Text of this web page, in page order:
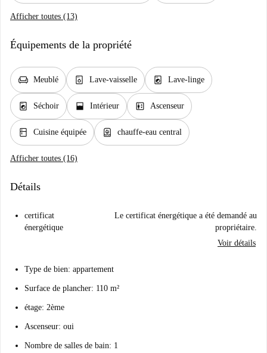
Afficher toutes (13)
Équipements de la propriété
chair Meublé dishwasher_gen Lave-vaisselle local_laundry_service Lave-linge
local_laundry_service Séchoir window_open Intérieur elevator Ascenseur
kitchen Cuisine équipée water_heater chauffe-eau central
Afficher toutes (16)
Détails
certificat
énergétique
Le certificat énergétique a été demandé au
propriétaire.
Voir détails
Type de bien: appartement
Surface de plancher: 110 m²
étage: 2ème
Ascenseur: oui
Nombre de salles de bain: 1